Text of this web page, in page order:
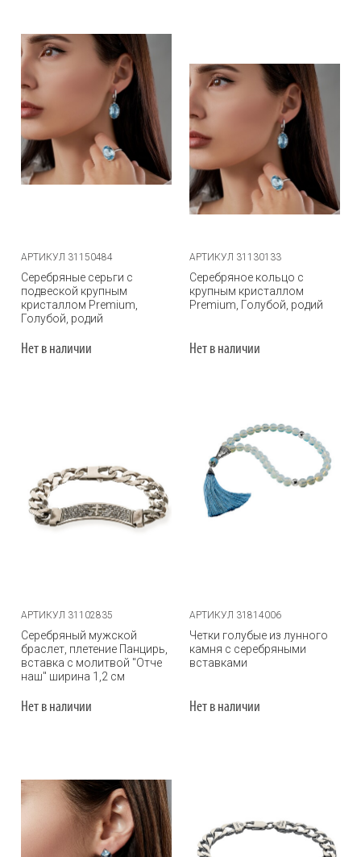
АРТИКУЛ 31150484
Серебряные серьги с
подвеской крупным
кристаллом Premium,
Голубой, родий
Нет в наличии
АРТИКУЛ 31130133
Серебряное кольцо с
крупным кристаллом
Premium, Голубой, родий
Нет в наличии
АРТИКУЛ 31102835
Серебряный мужской
браслет, плетение Панцирь,
вставка с молитвой "Отче
наш" ширина 1,2 см
Нет в наличии
АРТИКУЛ 31814006
Четки голубые из лунного
камня с серебряными
вставками
Нет в наличии